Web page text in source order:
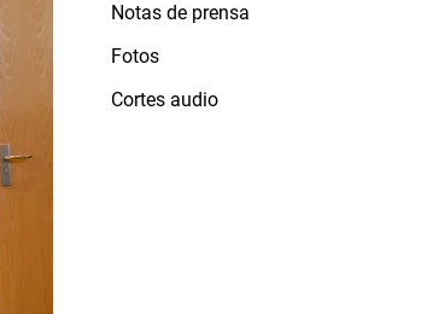
Notas de prensa
Fotos
Cortes audio